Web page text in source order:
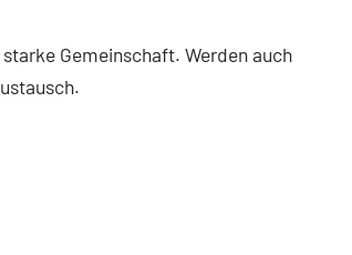
Gemeinschaft. Werden auch